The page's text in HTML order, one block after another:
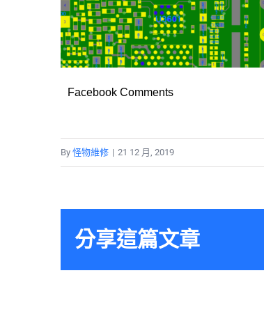
Facebook Comments
By 怪物維修 | 21 12 月, 2019
分享這篇文章